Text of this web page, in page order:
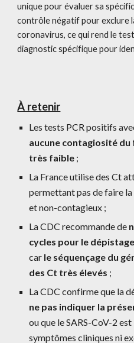
unique pour évaluer sa
contrôle négatif pour exclure
coronavirus, ce qui rend le
diagnostic spécifique pour
À retenir
Les tests PCR positifs
aucune contagiosité du
très faible ;
La France utilise des Ct
permettant pas de faire
et non-contagieux ;
La CDC recommande de
cycles pour le
car le séquençage du
des Ct très élevés ;
La CDC confirme que la
ne pas indiquer la
ou que le SARS-CoV-2
symptômes cliniques ni